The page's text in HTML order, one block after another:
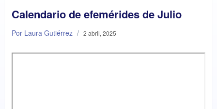
Calendario de efemérides de Julio
Por Laura Gutiérrez / 2 abril, 2025